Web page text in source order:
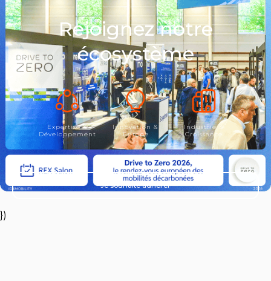
Rejoignez notre
écosystème
Expertise &
Développement
Innovation &
Europe
Industrie &
Croissance
Je souhaite adhérer
})